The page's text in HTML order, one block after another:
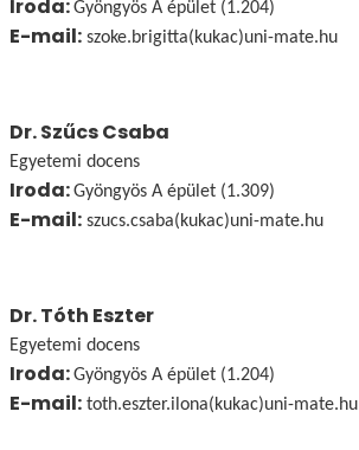
Iroda:Gyöngyös A épület (1.204)
E-mail: szoke.brigitta(kukac)uni-mate.hu
Dr. Szűcs Csaba
Egyetemi docens
Iroda:Gyöngyös A épület (1.309)
E-mail: szucs.csaba(kukac)uni-mate.hu
Dr. Tóth Eszter
Egyetemi docens
Iroda:Gyöngyös A épület (1.204)
E-mail: toth.eszter.ilona(kukac)uni-mate.hu